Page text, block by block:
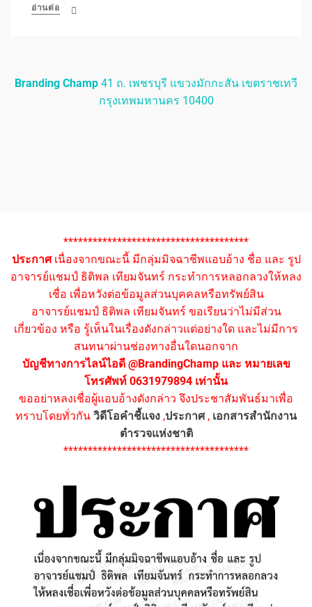
อ่านต่อ
Branding Champ 41 ถ. เพชรบุรี แขวงมักกะสัน เขตราชเทวี
กรุงเทพมหานคร 10400
**************************************
ประกาศเนื่องจากขณะนี้ มีกลุ่มมิจฉาชีพแอบอ้าง ชื่อ และ รูป
อาจารย์แชมป์ ธิติพล เทียมจันทร์ กระทำการหลอกลวงให้หลง
เชื่อ เพื่อหวังต่อข้อมูลส่วนบุคคลหรือทรัพย์สิน
อาจารย์แชมป์ ธิติพล เทียมจันทร์ ขอเรียนว่าไม่มีส่วน
เกี่ยวข้อง หรือ รู้เห็นในเรื่องดังกล่าวแต่อย่างใด และไม่มีการ
สนทนาผ่านช่องทางอื่นใดนอกจาก
บัญชีทางการไลน์ไอดี @BrandingChamp และ หมายเลข
โทรศัพท์ 0631979894 เท่านั้น
ขออย่าหลงเชื่อผู้แอบอ้างดังกล่าว จึงประชาสัมพันธ์มาเพื่อ
ทราบโดยทั่วกัน วิดีโอคำชี้แจง ,ประกาศ, เอกสารสำนักงาน
ตำรวจแห่งชาติ
**************************************